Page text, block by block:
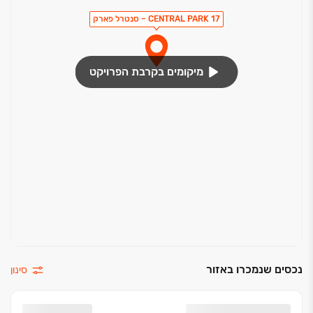
הכנה למדיח כלים
פיתוח סביבתי
CENTRAL PARK 17 – סנטרל פארק
מיקומים בקרבת הפרויקט
נכסים שנמכרו באזור סינון